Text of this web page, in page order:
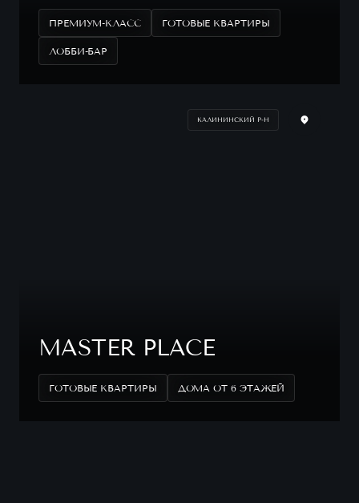
ПРЕМИУМ-КЛАСС ГОТОВЫЕ КВАРТИРЫ
ЛОББИ-БАР
КАЛИНИНСКИЙ Р-Н
MASTER PLACE
ГОТОВЫЕ КВАРТИРЫ ДОМА ОТ 6 ЭТАЖЕЙ